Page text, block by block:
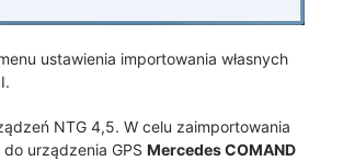
ustawienia importowania własnych
NTG 4,5. W celu zaimportowania
urządzenia GPS Mercedes COMAND